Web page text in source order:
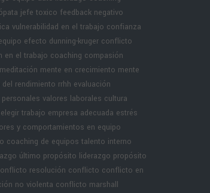
jefe toxico feedback negativo
vulnerabilidad en el trabajo confianza
efecto dunning-kruger conflicto
en el trabajo coaching compasión
meditación mente en crecimiento mente
del rendimiento rrhh evaluación
valores laborales cultura
trabajo empresa adecuada estrés
y comportamientos en equipo
coaching de equipos talento interno
último propósito liderazgo propósito
resolución conflicto conflicto en
no violenta conflicto marshall